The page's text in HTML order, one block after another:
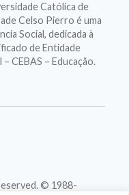
Católica de
Celso Pierro é uma
Social, dedicada à
de Entidade
CEBAS – Educação.
© 1988-